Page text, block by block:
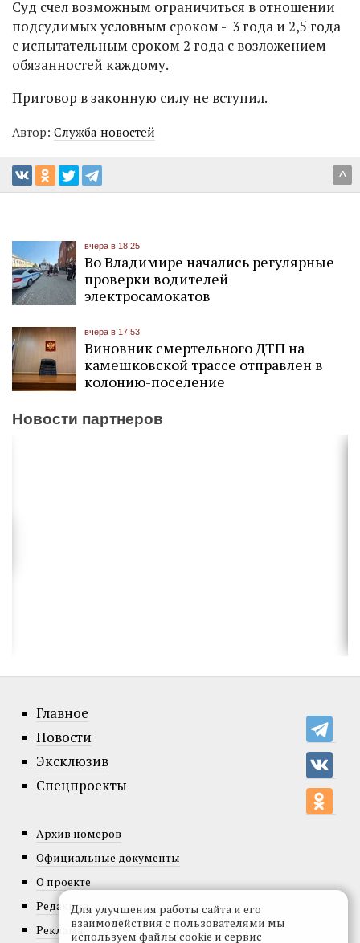
Суд счел возможным ограничиться в отношении
подсудимых условным сроком - 3 года и 2,5 года
с испытательным сроком 2 года с возложением
обязанностей каждому.
Приговор в законную силу не вступил.
Автор: Служба новостей
^
вчера в 18:25
Во Владимире начались регулярные
проверки водителей
электросамокатов
вчера в 17:53
Виновник смертельного ДТП на
камешковской трассе отправлен в
колонию-поселение
Новости партнеров
Главное
Новости
Эксклюзив
Спецпроекты
Архив номеров
Официальные документы
О проекте
Редакция
Реклама
Для улучшения работы сайта и его
взаимодействия с пользователями мы
используем файлы cookie и сервис